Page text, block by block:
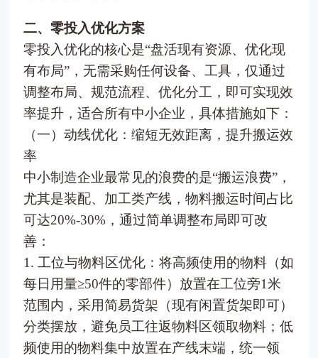
二、零投入优化方案
零投入优化的核心是“盘活现有资源、优化现
有布局”，无需采购任何设备、工具，仅通过
调整布局、规范流程、优化分工，即可实现效
率提升，适合所有中小企业，具体措施如下：
（一）动线优化：缩短无效距离，提升搬运效
率
中小制造企业最常见的浪费的是“搬运浪费”，
尤其是装配、加工类产线，物料搬运时间占比
可达20%-30%，通过简单调整布局即可改
善：
1. 工位与物料区优化：将高频使用的物料（如
每日用量≥50件的零部件）放置在工位旁1米
范围内，采用简易货架（现有闲置货架即可）
分类摆放，避免员工往返物料区领取物料；低
频使用的物料集中放置在产线末端，统一领